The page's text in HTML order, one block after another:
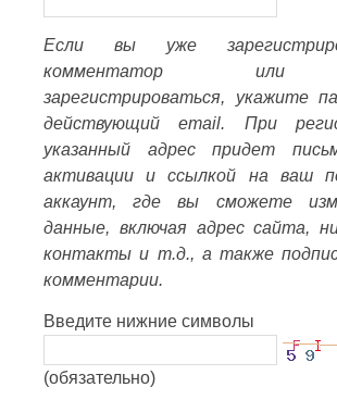
Если вы уже
комментатор или
зарегистрироваться, укажите
действующий email. При
указанный адрес придет
активации и ссылкой на ваш
аккаунт, где вы сможете
данные, включая адрес сайта,
контакты и т.д., а также
комментарии.
Введите нижние символы
(обязательно)